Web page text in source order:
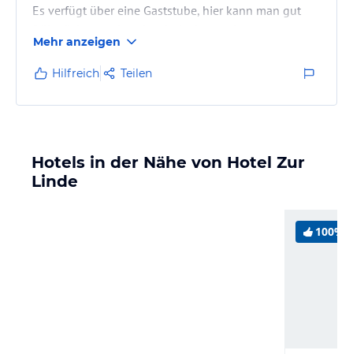
Es verfügt über eine Gaststube, hier kann man gut
Die Zimmer sind mit dem Nötigsten eingerichtet. Das
soll nicht negativ klingen,
sondern nur verdeutlichen, dass man hier keinen
Luxus erwarten sollte.
Freundlichkeit
und Höflichkeit dazu bei, dass der…
Mehr anzeigen
Hilfreich Teilen
Hotels in der Nähe von Hotel Zur
Linde
100%